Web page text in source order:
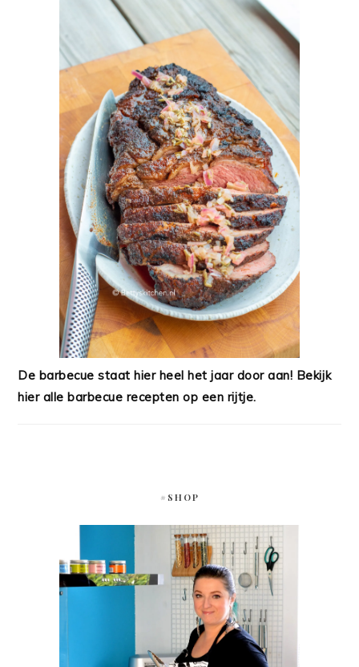
De barbecue staat hier heel het jaar door aan! Bekijk
hier alle barbecue recepten op een rijtje.
#SHOP